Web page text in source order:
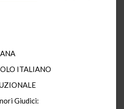
ITALIANO
Giudici: